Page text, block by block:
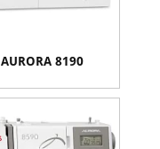
AURORA 8190